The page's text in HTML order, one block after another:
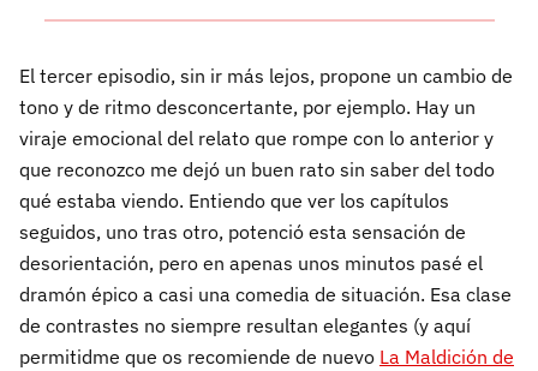
El tercer episodio, sin ir más lejos, propone un cambio de
tono y de ritmo desconcertante, por ejemplo. Hay un
viraje emocional del relato que rompe con lo anterior y
que reconozco me dejó un buen rato sin saber del todo
qué estaba viendo. Entiendo que ver los capítulos
seguidos, uno tras otro, potenció esta sensación de
desorientación, pero en apenas unos minutos pasé el
dramón épico a casi una comedia de situación. Esa clase
de contrastes no siempre resultan elegantes (y aquí
permitidme que os recomiende de nuevo La Maldición de